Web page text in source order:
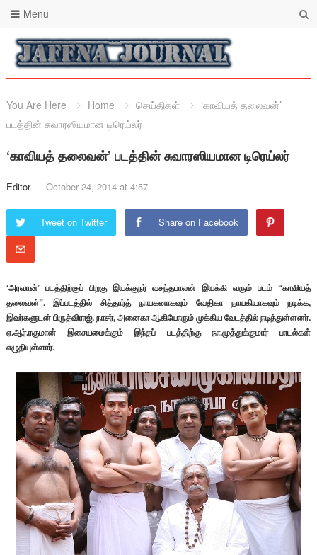
Menu
You Are Here Home செய்திகள்
‘காவியத் தலைவன்’
படத்தின் சுவாரஸியமான டிரெய்லர்
‘காவியத் தலைவன்’ படத்தின் சுவாரஸியமான டிரெய்லர்
Editor - October 24, 2014 at 4:57
Tweet on Twitter Share on Facebook
‘அரவான்’ படத்திற்குப் பிறகு இயக்குநர் வசந்தபாலன் இயக்கி வரும் படம் “காவியத்
தலைவன்”. இப்படத்தில் சித்தார்த் நாயகனாகவும் வேதிகா நாயகியாகவும் நடிக்க,
இவர்களுடன் பிருத்விராஜ், நாசர், அனைகா ஆகியோரும் முக்கிய வேடத்தில் நடித்துள்ளனர்.
ஏ.ஆர்.ரகுமான் இசையமைக்கும் இந்தப் படத்திற்கு நா.முத்துக்குமார் பாடல்கள்
எழுதியுள்ளார்.